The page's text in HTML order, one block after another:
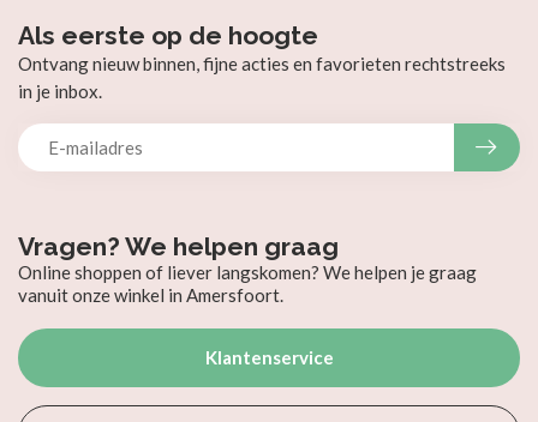
Vragen? We helpen graag
Online shoppen of liever langskomen? We helpen je graag
vanuit onze winkel in Amersfoort.
Klantenservice
Als eerste op de hoogte
Ontvang nieuw binnen, fijne acties en favorieten rechtstreeks
in je inbox.